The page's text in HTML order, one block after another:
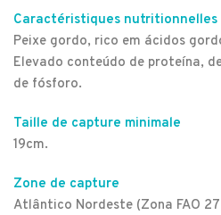
Caractéristiques nutritionnelles
Peixe gordo, rico em ácidos
Elevado conteúdo de proteína,
de fósforo.
Taille de capture minimale
19cm.
Zone de capture
Atlântico Nordeste (Zona FAO